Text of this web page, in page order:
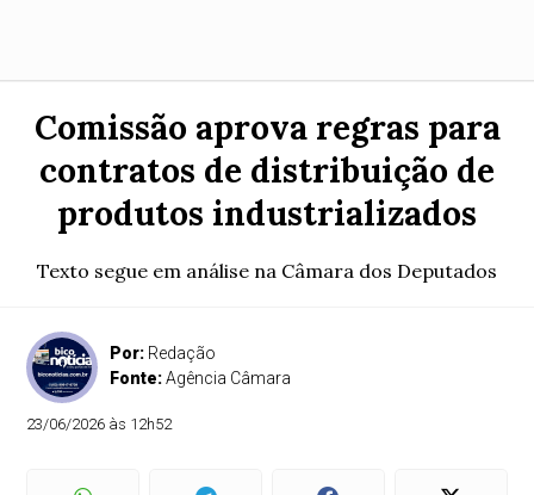
Comissão aprova regras para
contratos de distribuição de
produtos industrializados
Texto segue em análise na Câmara dos Deputados
Por: Redação
Fonte:Agência Câmara
23/06/2026 às 12h52